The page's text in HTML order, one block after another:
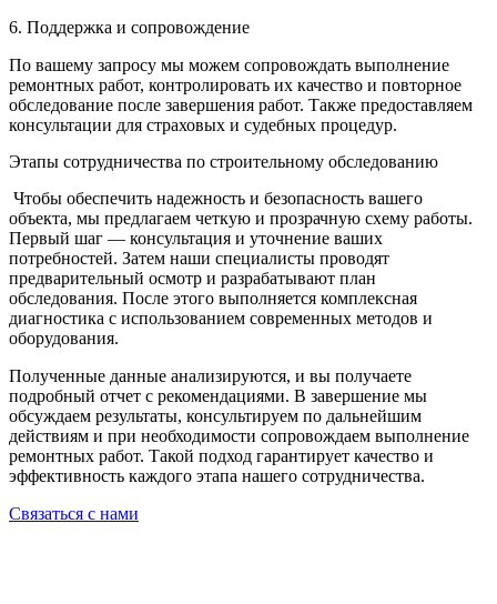
6. Поддержка и сопровождение
По вашему запросу мы можем сопровождать выполнение
ремонтных работ, контролировать их качество и повторное
обследование после завершения работ. Также предоставляем
консультации для страховых и судебных процедур.
Этапы сотрудничества по строительному обследованию
Чтобы обеспечить надежность и безопасность вашего
объекта, мы предлагаем четкую и прозрачную схему работы.
Первый шаг — консультация и уточнение ваших
потребностей. Затем наши специалисты проводят
предварительный осмотр и разрабатывают план
обследования. После этого выполняется комплексная
диагностика с использованием современных методов и
оборудования.
Полученные данные анализируются, и вы получаете
подробный отчет с рекомендациями. В завершение мы
обсуждаем результаты, консультируем по дальнейшим
действиям и при необходимости сопровождаем выполнение
ремонтных работ. Такой подход гарантирует качество и
эффективность каждого этапа нашего сотрудничества.
Связаться с нами